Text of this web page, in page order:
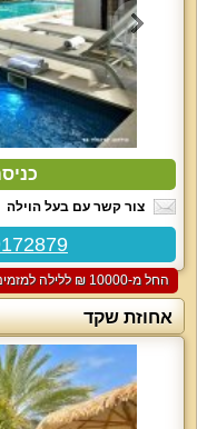
צור קשר עם בעל הוילה
052-9172879 -
החל מ-‏10000 ₪ ללילה למזמינים 2 לילות בסופ"ש הקרוב
אחוזת שקד